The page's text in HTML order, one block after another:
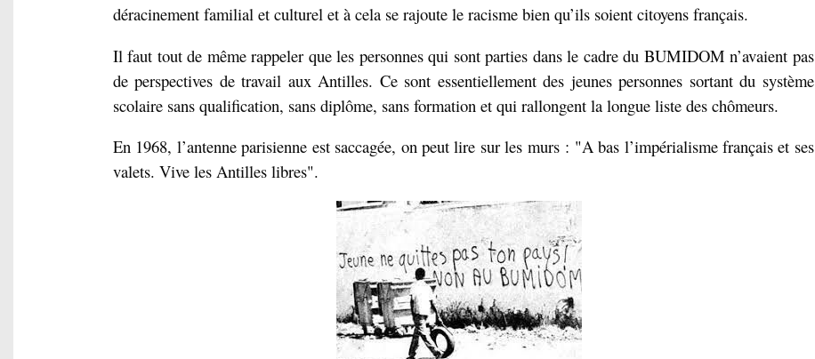
déracinement familial et culturel et à cela se rajoute le racisme bien qu’ils soient citoyens français.
Il faut tout de même rappeler que les personnes qui sont parties dans le cadre du BUMIDOM n’avaient pas
de perspectives de travail aux Antilles. Ce sont essentiellement des jeunes personnes sortant du système
scolaire sans qualification, sans diplôme, sans formation et qui rallongent la longue liste des chômeurs.
En 1968, l’antenne parisienne est saccagée, on peut lire sur les murs : "A bas l’impérialisme français et ses
valets. Vive les Antilles libres".